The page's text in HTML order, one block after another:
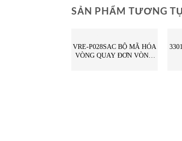
SẢN PHẨM TƯƠNG
VRE-P028SAC BỘ MÃ HÓA
VÒNG QUAY ĐƠN VÒNG